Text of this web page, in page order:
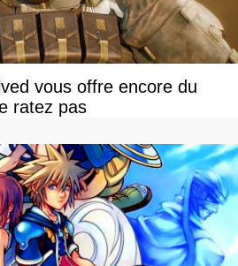
vous offre encore du
ratez pas